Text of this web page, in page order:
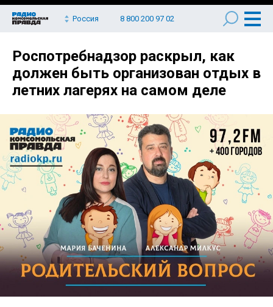
Россия 8 800 200 97 02
Роспотребнадзор раскрыл, как
должен быть организован отдых в
летних лагерях на самом деле